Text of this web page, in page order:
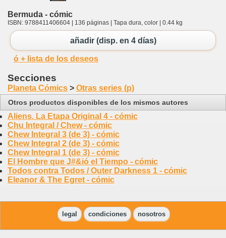
Bermuda - cómic
ISBN: 9788411406604 | 136 páginas | Tapa dura, color | 0.44 kg
añadir (disp. en 4 días)
ó + lista de los deseos
Secciones
Planeta Cómics > Otras series (p)
Otros productos disponibles de los mismos autores
Aliens. La Etapa Original 4 - cómic
Chu Integral / Chew - cómic
Chew Integral 3 (de 3) - cómic
Chew Integral 2 (de 3) - cómic
Chew Integral 1 (de 3) - cómic
El Hombre que J#&ió el Tiempo - cómic
Todos contra Todos / Outer Darkness 1 - cómic
Eleanor & The Egret - cómic
legal condiciones nosotros